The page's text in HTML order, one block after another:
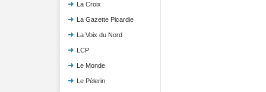
La Croix
La Gazette Picardie
La Voix du Nord
LCP
Le Monde
Le Pèlerin